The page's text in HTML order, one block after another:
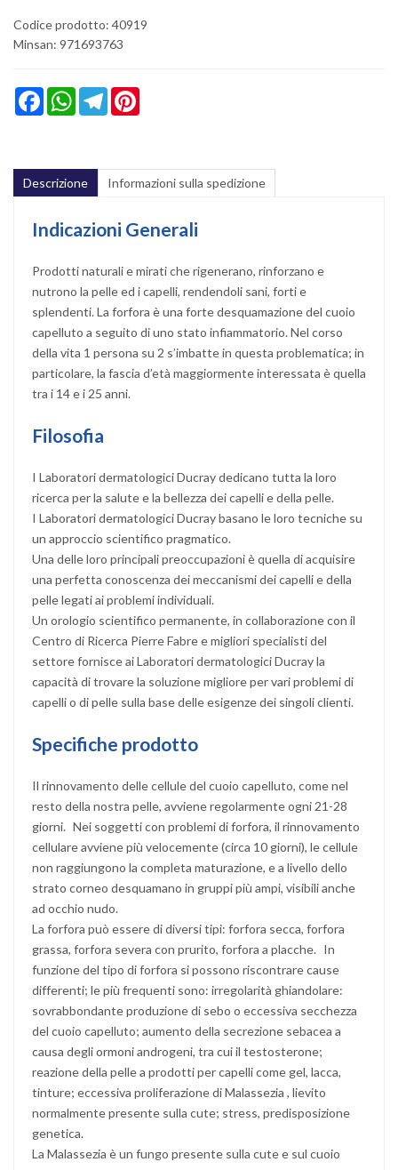
Codice prodotto: 40919
Minsan: 971693763
FacebookWhatsAppTelegram
Descrizione Informazioni sulla spedizione
Indicazioni Generali
Prodotti naturali e mirati che rigenerano, rinforzano e
nutrono la pelle ed i capelli, rendendoli sani, forti e
splendenti. La forfora è una forte desquamazione del cuoio
capelluto a seguito di uno stato infiammatorio. Nel corso
della vita 1 persona su 2 s’imbatte in questa problematica; in
particolare, la fascia d’età maggiormente interessata è quella
tra i 14 e i 25 anni.
Filosofia
I Laboratori dermatologici Ducray dedicano tutta la loro
ricerca per la salute e la bellezza dei capelli e della pelle.
I Laboratori dermatologici Ducray basano le loro tecniche su
un approccio scientifico pragmatico.
Una delle loro principali preoccupazioni è quella di acquisire
una perfetta conoscenza dei meccanismi dei capelli e della
pelle legati ai problemi individuali.
Un orologio scientifico permanente, in collaborazione con il
Centro di Ricerca Pierre Fabre e migliori specialisti del
settore fornisce ai Laboratori dermatologici Ducray la
capacità di trovare la soluzione migliore per vari problemi di
capelli o di pelle sulla base delle esigenze dei singoli clienti.
Specifiche prodotto
Il rinnovamento delle cellule del cuoio capelluto, come nel
resto della nostra pelle, avviene regolarmente ogni 21-28
giorni. Nei soggetti con problemi di forfora, il rinnovamento
cellulare avviene più velocemente (circa 10 giorni), le cellule
non raggiungono la completa maturazione, e a livello dello
strato corneo desquamano in gruppi più ampi, visibili anche
ad occhio nudo.
La forfora può essere di diversi tipi: forfora secca, forfora
grassa, forfora severa con prurito, forfora a placche. In
funzione del tipo di forfora si possono riscontrare cause
differenti; le più frequenti sono: irregolarità ghiandolare:
sovrabbondante produzione di sebo o eccessiva secchezza
del cuoio capelluto; aumento della secrezione sebacea a
causa degli ormoni androgeni, tra cui il testosterone;
reazione della pelle a prodotti per capelli come gel, lacca,
tinture; eccessiva proliferazione di Malassezia , lievito
normalmente presente sulla cute; stress, predisposizione
genetica.
La Malassezia è un fungo presente sulla cute e sul cuoio